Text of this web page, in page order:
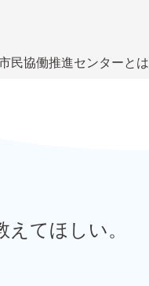
民協働推進センターとは
てほしい。